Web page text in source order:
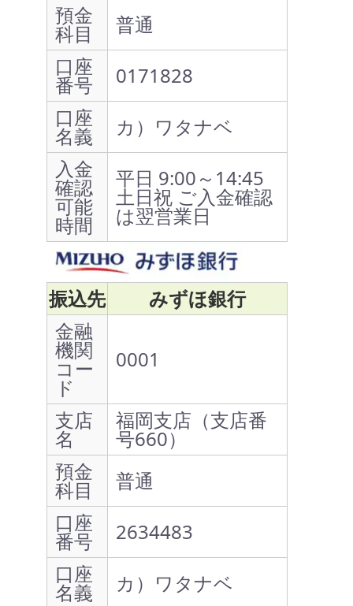
預金
科目
普通
口座
番号
0171828
口座
名義
カ）ワタナベ
入金
確認
可能
時間
平日 9:00～14:45
土日祝 ご入金確認
は翌営業日
振込先
みずほ銀行
金融
機関
コー
ド
0001
支店
名
福岡支店（支店番
号660）
預金
科目
普通
口座
番号
2634483
口座
名義
カ）ワタナベ